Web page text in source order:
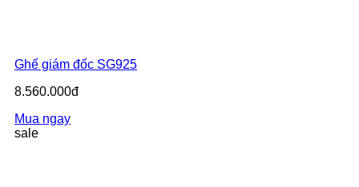
Ghế giám đốc SG925
8.560.000đ
Mua ngay
sale